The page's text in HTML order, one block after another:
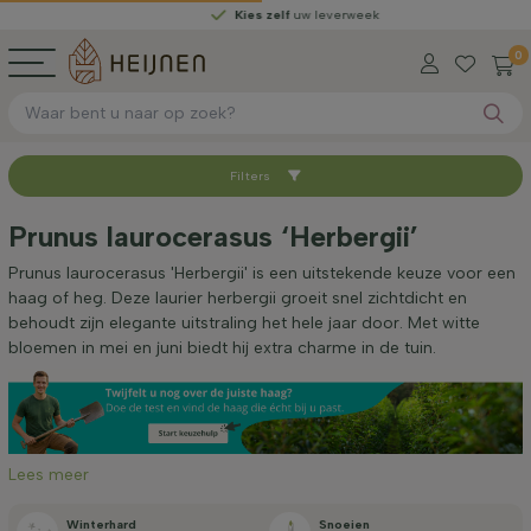
Kies zelfuw leverweek
0
Sorteer op
Beschikbaar
Worteltype
Hoogte bij levering (cm)
Breedte bij levering (cm)
Filters
Prunus laurocerasus ‘Herbergii’
Prunus laurocerasus 'Herbergii' is een uitstekende keuze voor een
haag of heg. Deze laurier herbergii groeit snel zichtdicht en
behoudt zijn elegante uitstraling het hele jaar door. Met witte
bloemen in mei en juni biedt hij extra charme in de tuin.
Lees meer
Winterhard
Snoeien